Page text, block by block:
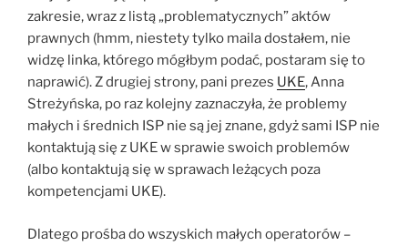
zakresie, wraz z listą „problematycznych” aktów
prawnych (hmm, niestety tylko maila dostałem, nie
widzę linka, którego mógłbym podać, postaram się to
naprawić). Z drugiej strony, pani prezes UKE, Anna
Streżyńska, po raz kolejny zaznaczyła, że problemy
małych i średnich ISP nie są jej znane, gdyż sami ISP nie
kontaktują się z UKE w sprawie swoich problemów
(albo kontaktują się w sprawach leżących poza
kompetencjami UKE).
Dlatego prośba do wszyskich małych operatorów –